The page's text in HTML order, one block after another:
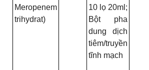
Meropenem
trihydrat)
10 lọ 20ml;
Bột pha
dung dịch
tiêm/truyền
tĩnh mạch